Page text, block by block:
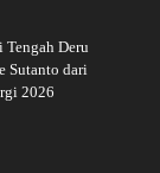
Tengah Deru
Sutanto dari
2026